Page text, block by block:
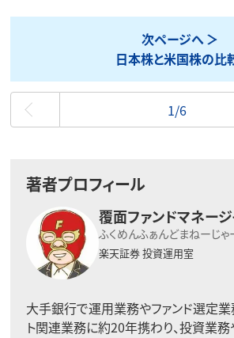
次ページへ
日本株と米国株の比
最初
1/6
著者プロフィール
覆面ファンドマネー
ふくめんふぁんどまねーじゃ
楽天証券 投資運用室
大手銀行で運用業務やファンド選定
ト関連業務に約20年携わり、投資業